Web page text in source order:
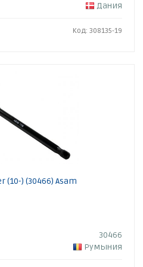
Дания
Код: 308135-19
(10-) (30466) Asam
30466
Румыния